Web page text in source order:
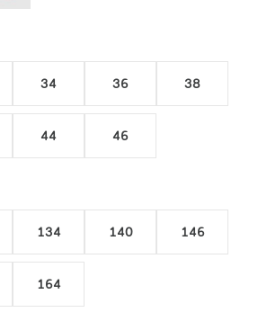
34 36 38
44 46
134 140 146
164